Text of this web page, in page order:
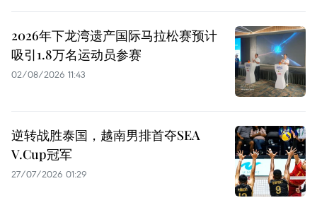
2026年下龙湾遗产国际马拉松赛预计
吸引1.8万名运动员参赛
02/08/2026 11:43
逆转战胜泰国，越南男排首夺SEA
V.Cup冠军
27/07/2026 01:29